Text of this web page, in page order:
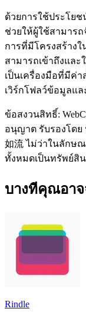
ด้วยการใช้ประโย
ช่วยให้ผู้ใช้สามาร
การที่มีโครงสร้าง
สามารถเข้าถึงแล
เป็นเครื่องมือที่มีค่
เวิร์กโฟลว์ข้อมูลแ
ข้อสงวนสิทธิ์:
อนุญาต รับรองโดย
如流 ไม่ว่าในลักษ
ทั้งหมดเป็นทรัพย์สิน
บางทีคุณอา
Rindle